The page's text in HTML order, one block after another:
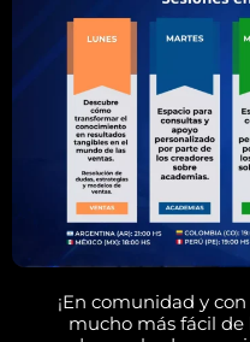
¡En comunidad y
mucho más fácil de